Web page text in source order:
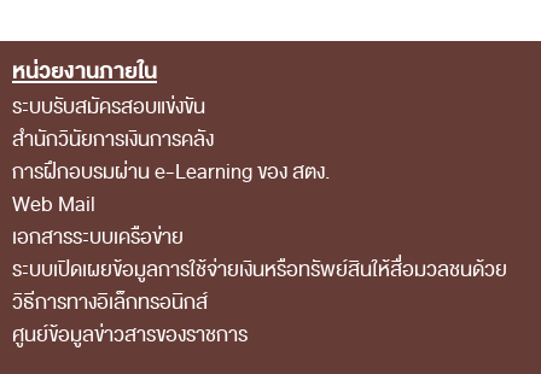
Footer Menu
หน่วยงานภายใน
ระบบรับสมัครสอบแข่งขัน
สำนักวินัยการเงินการคลัง
การฝึกอบรมผ่าน e-Learning ของ สตง.
Web Mail
เอกสารระบบเครือข่าย
ระบบเปิดเผยข้อมูลการใช้จ่ายเงินหรือทรัพย์สินให้สื่อมวลชนด้วย
วิธีการทางอิเล็กทรอนิกส์
ศูนย์ข้อมูลข่าวสารของราชการ